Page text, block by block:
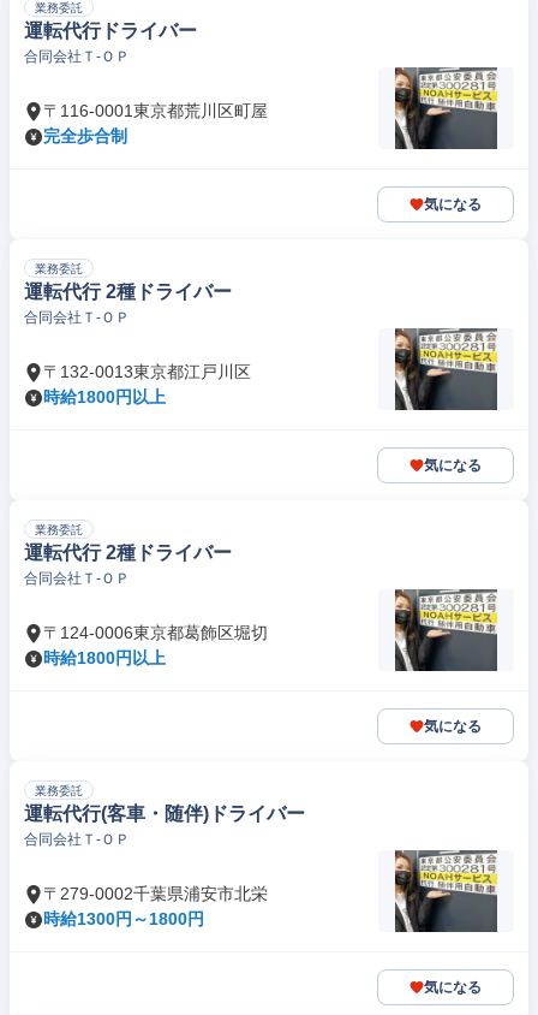
業務委託
運転代行ドライバー
合同会社Ｔ‐ＯＰ
〒116-0001東京都荒川区町屋
完全歩合制
気になる
業務委託
運転代行 2種ドライバー
合同会社Ｔ‐ＯＰ
〒132-0013東京都江戸川区
時給1800円以上
気になる
業務委託
運転代行 2種ドライバー
合同会社Ｔ‐ＯＰ
〒124-0006東京都葛飾区堀切
時給1800円以上
気になる
業務委託
運転代行(客車・随伴)ドライバー
合同会社Ｔ‐ＯＰ
〒279-0002千葉県浦安市北栄
時給1300円～1800円
気になる